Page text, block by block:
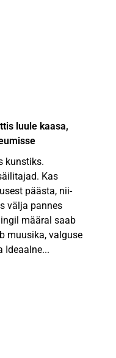
luule kaasa,
kunstiks.
Kas
päästa, nii-
välja pannes
määral saab
muusika, valguse
Ideaalne...